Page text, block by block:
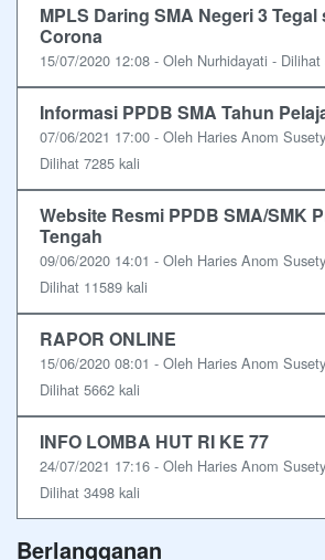
MPLS Daring SMA Negeri 3
Corona
15/07/2020 12:08 - Oleh Nurhidayati - Dilihat
Informasi PPDB SMA Tahun
07/06/2021 17:00 - Oleh Haries Anom
Dilihat 7285 kali
Website Resmi PPDB SMA/SMK
Tengah
09/06/2020 14:01 - Oleh Haries Anom
Dilihat 11589 kali
RAPOR ONLINE
15/06/2020 08:01 - Oleh Haries Anom
Dilihat 5662 kali
INFO LOMBA HUT RI KE 77
24/07/2021 17:16 - Oleh Haries Anom
Dilihat 3498 kali
Berlangganan